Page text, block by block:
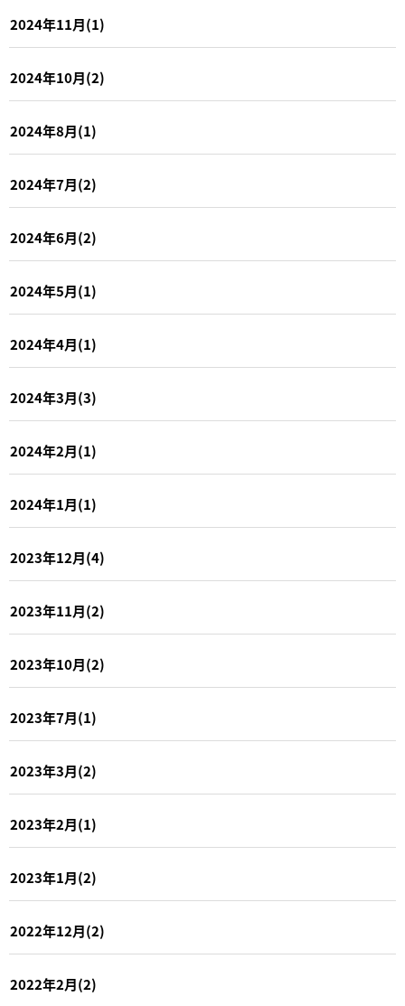
2024年11月(1)
2024年10月(2)
2024年8月(1)
2024年7月(2)
2024年6月(2)
2024年5月(1)
2024年4月(1)
2024年3月(3)
2024年2月(1)
2024年1月(1)
2023年12月(4)
2023年11月(2)
2023年10月(2)
2023年7月(1)
2023年3月(2)
2023年2月(1)
2023年1月(2)
2022年12月(2)
2022年2月(2)